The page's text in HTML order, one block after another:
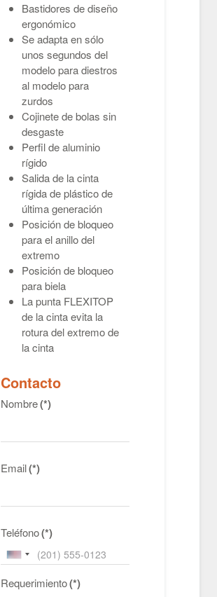
Bastidores de diseño
ergonómico
Se adapta en sólo
unos segundos del
modelo para diestros
al modelo para
zurdos
Cojinete de bolas sin
desgaste
Perfil de aluminio
rígido
Salida de la cinta
rígida de plástico de
última generación
Posición de bloqueo
para el anillo del
extremo
Posición de bloqueo
para biela
La punta FLEXITOP
de la cinta evita la
rotura del extremo de
la cinta
Contacto
Nombre(*)
Email(*)
Teléfono(*)
United
+1
Requerimiento(*)